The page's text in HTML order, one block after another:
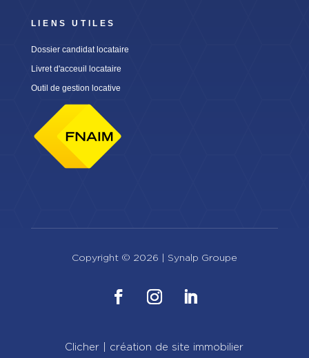
LIENS UTILES
Dossier candidat locataire
Livret d'acceuil locataire
Outil de gestion locative
Copyright © 2026 | Synalp Groupe
Clicher | création de site immobilier